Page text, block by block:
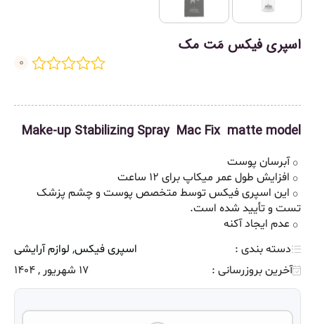
اسپری فیکس مَت مک
0
Make-up Stabilizing Spray Mac Fix matte model
آبرسان پوست
افزایش طول عمر میکاپ برای 12 ساعت
این اسپری فیکس توسط متخصص پوست و چشم پزشک
تست و تأیید شده است.
عدم ایجاد آکنه
دسته بندی :
اسپری فیکس, لوازم آرایشی
آخرین بروزرسانی :
17 شهریور , 1404